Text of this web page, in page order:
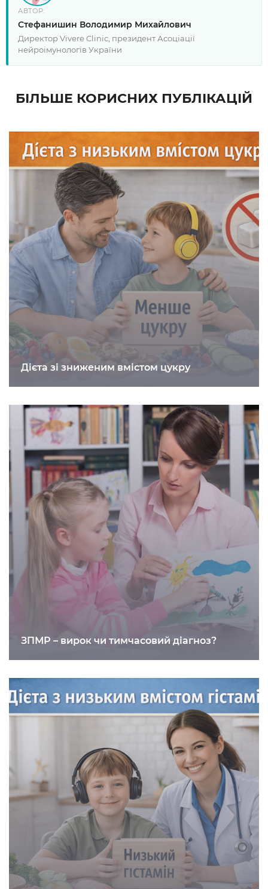
АВТОР:
Стефанишин Володимир Михайлович
Директор Vivere Clinic, президент Асоціації
нейроімунологів України
БІЛЬШЕ КОРИСНИХ ПУБЛІКАЦІЙ
Дієта зі зниженим вмістом цукру
ЗПМР – вирок чи тимчасовий діагноз?